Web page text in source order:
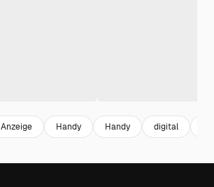
Anzeige Handy Handy digital